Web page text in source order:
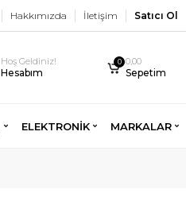
Hakkımızda İletişim Satıcı Ol
Hoş Geldiniz!
Hesabım
0 0,00
Sepetim
ELEKTRONİK MARKALAR